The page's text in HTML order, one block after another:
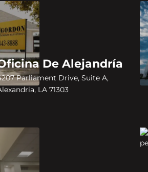
De Alejandría
Parliament Drive, Suite A,
LA 71303